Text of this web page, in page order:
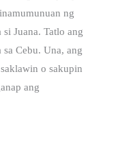
ng
Juana. Tatlo ang
Cebu. Una, ang
o sakupin
ang